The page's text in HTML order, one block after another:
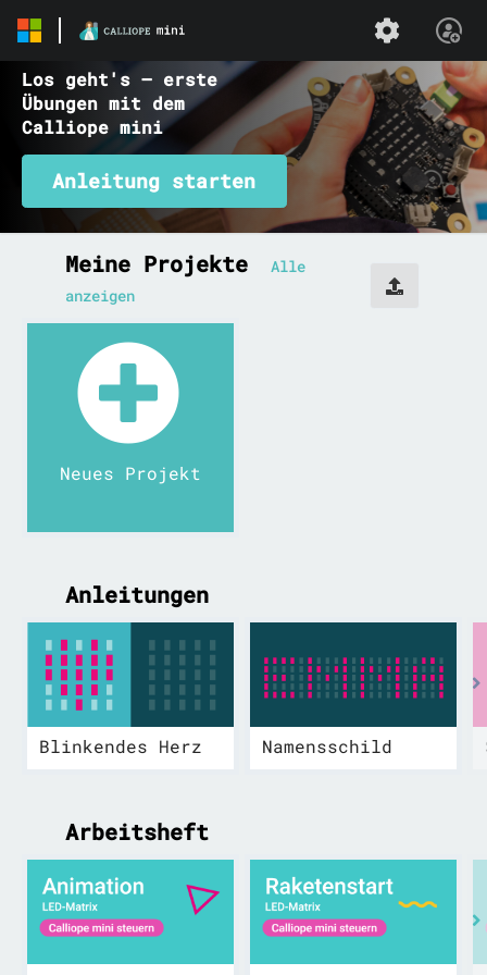
Los geht's – erste
Übungen mit dem
Calliope mini
Anleitung starten
MakeCode
Home
Meine Projekte
Alle
anzeigen
Neues Projekt
Anleitungen
Blinkendes Herz Namensschild
Arbeitsheft